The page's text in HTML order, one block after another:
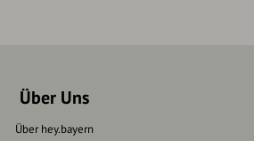
Über Uns
Über hey.bayern